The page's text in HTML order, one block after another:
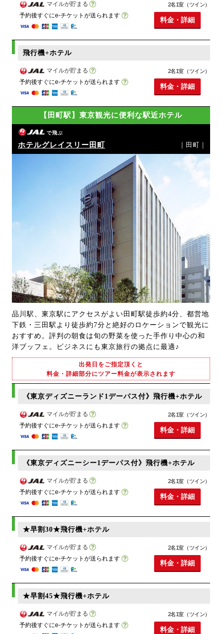
マイルが貯まる
予約後すぐにe-チケットが送られます
2名1室（ツイン）
料金・詳細
飛行機+ホテル
マイルが貯まる
予約後すぐにe-チケットが送られます
2名1室（ツイン）
料金・詳細
【田町駅】東京観光に便利な駅近ホテル
で飛ぶ
ホテルグレイスリー田町 ｜田町｜
品川駅、東京駅にアクセスがよい田町駅徒歩約4分、都営地
下鉄・三田駅より徒歩約7分と絶好のロケーションで観光に
おすすめ。評判の朝食は旬の野菜を使った手作り中心の和
洋ブッフェ。ビジネスにも東京旅行の拠点に最適♪
出発日をご指定頂くと
料金・詳細部分にツアー料金が表示されます
《東京ディズニーランド1デーパス付》飛行機+ホテル
マイルが貯まる
予約後すぐにe-チケットが送られます
2名1室（ツイン）
料金・詳細
《東京ディズニーシー1デーパス付》飛行機+ホテル
マイルが貯まる
予約後すぐにe-チケットが送られます
2名1室（ツイン）
料金・詳細
★早割30★飛行機+ホテル
マイルが貯まる
予約後すぐにe-チケットが送られます
2名1室（ツイン）
料金・詳細
★早割45★飛行機+ホテル
マイルが貯まる
予約後すぐにe-チケットが送られます
2名1室（ツイン）
料金・詳細